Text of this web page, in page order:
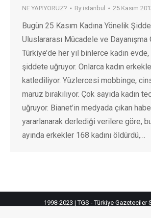
NE YAPIYORUZ? By istanbul 25 Kasım
Bugün 25 Kasım Kadına Yönelik
Uluslararası Mücadele ve Dayanışma
Türkiye’de her yıl binlerce kadın
şiddete uğruyor. Onlarca kadın
katlediliyor. Yüzlercesi mobbinge,
maruz bırakılıyor. Çok sayıda kadın
uğruyor. Bianet’in medyada çıkan
yararlanarak derlediği verilere göre,
ayında erkekler 168 kadını öldürdü,…
1998-2023 | TGS - Türkiye Gazeteciler